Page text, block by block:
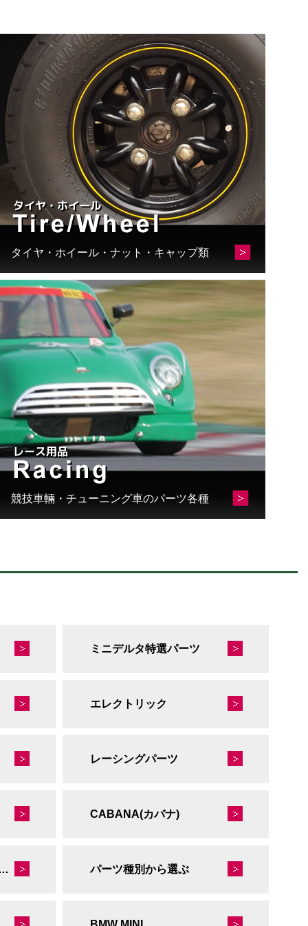
タイヤ・ホイール・ナット・キャップ類
競技車輛・チューニング車のパーツ各種
ミニデルタ特選パーツ
エレクトリック
レーシングパーツ
CABANA(カバナ)
ーシングコレクション パーツ種別から選ぶ